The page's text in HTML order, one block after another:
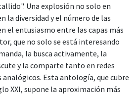
Una explosión no solo en
la diversidad y el número de las
el entusiasmo entre las capas más
que no solo se está interesando
la busca activamente, la
y la comparte tanto en redes
Esta antología, que cubre
XXI, supone la aproximación más